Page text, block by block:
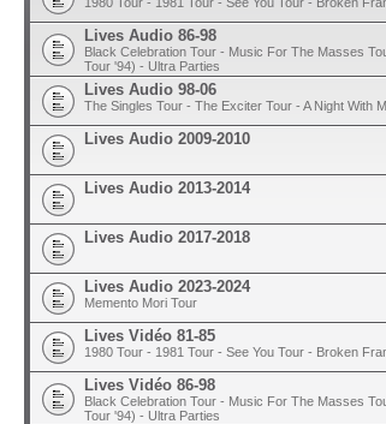
Lives Audio 86-98
Black Celebration Tour - Music For The Masses
Tour '94) - Ultra Parties
Lives Audio 98-06
The Singles Tour - The Exciter Tour - A Night With
Lives Audio 2009-2010
Lives Audio 2013-2014
Lives Audio 2017-2018
Lives Audio 2023-2024
Memento Mori Tour
Lives Vidéo 81-85
1980 Tour - 1981 Tour - See You Tour - Broken
Lives Vidéo 86-98
Black Celebration Tour - Music For The Masses
Tour '94) - Ultra Parties